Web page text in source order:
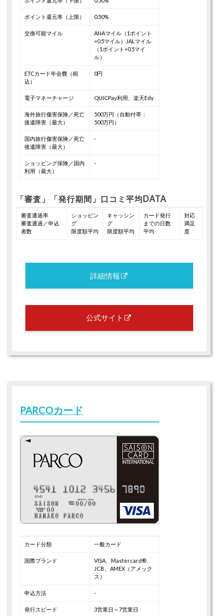
ポイント還元率（上限） 0.50%
交換可能マイル
ANAマイル（1ポイント
=0.5マイル）
JALマイル
（1ポイント=0.5マイ
ル）
ETCカード年会費（税
込）
0円
電子マネーチャージ QUICPay利用、楽天Edy
海外旅行傷害保険／死亡
後遺障害（最大）
500万円（自動付帯：
500万円）
国内旅行傷害保険／死亡
後遺障害（最大）
-
ショッピング保険／国内
利用（最大）
-
「審査」「発行期間」口コミ平均DATA
審査通過率
審査通過／申込
者数
ショッピン
グ
限度額平均
キャッシン
グ
限度額平均
カード発行
までの日数
平均
対応
満足
度
詳細情報
公式サイト
PARCOカード
カード分類 一般カード
国際ブランド
VISA、Mastercard®、
JCB、AMEX（アメック
ス）
申込方法 -
発行スピード 3営業日～7営業日